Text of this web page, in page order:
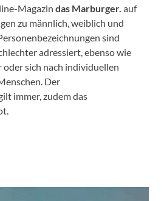
Magazin das Marburger. auf
zu männlich, weiblich und
sind
adressiert, ebenso wie
sich nach individuellen
Der
immer, zudem das